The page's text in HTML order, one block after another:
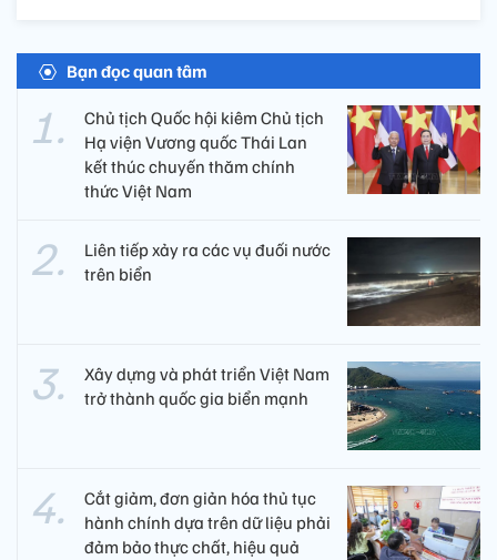
Bạn đọc quan tâm
Chủ tịch Quốc hội kiêm Chủ tịch
Hạ viện Vương quốc Thái Lan
kết thúc chuyến thăm chính
thức Việt Nam
Liên tiếp xảy ra các vụ đuối nước
trên biển
Xây dựng và phát triển Việt Nam
trở thành quốc gia biển mạnh
Cắt giảm, đơn giản hóa thủ tục
hành chính dựa trên dữ liệu phải
đảm bảo thực chất, hiệu quả